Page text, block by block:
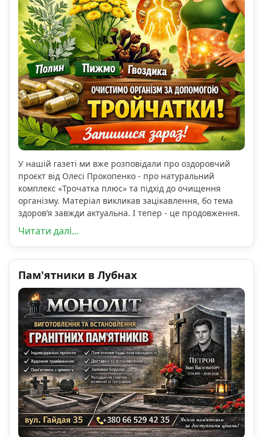
У нашій газеті ми вже розповідали про оздоровчий
проєкт від Олесі Прокопенко - про натуральний
комплекс «Трочатка плюс» та підхід до очищення
організму. Матеріал викликав зацікавлення, бо тема
здоров’я завжди актуальна. І тепер - це продовження.
Читати далі...
Пам'ятники в Лубнах